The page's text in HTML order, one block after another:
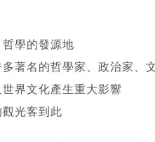
學的發源地
著名的哲學家、政治家、
界文化產生重大影響
光客到此